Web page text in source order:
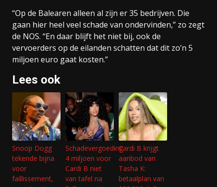
“Op de Balearen alleen al zijn er 35 bedrijven. Die
gaan hier heel veel schade van ondervinden,” zo zegt
de NOS. “En daar blijft het niet bij, ook de
vervoerders op de eilanden schatten dat dit zo’n 5
miljoen euro gaat kosten.”
Lees ook
Snoop Dogg
tekende bijna
voor
faillissement,
Schadevergoeding
4 miljoen voor
Cardi B niet
van tafel na
Cardi B krijgt
aanbod van
Tasha K:
betaalplan van